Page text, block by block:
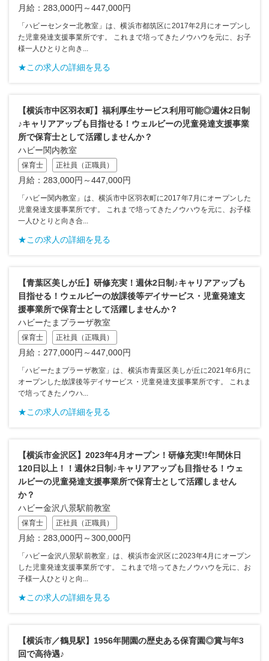
月給：283,000円～447,000円
「ハビーセンター北教室」は、横浜市都筑区に2017年2月にオープンし
た児童発達支援事業所です。 これまで培ってきたノウハウを元に、お子
様一人ひとりと向き...
★この求人の詳細を見る
【横浜市中区羽衣町】福利厚生サービス利用可能◎週休2日制
♪キャリアアップも目指せる！ウェルビーの児童発達支援事業
所で保育士として活躍しませんか？
ハビー関内教室
保育士 正社員（正職員）
月給：283,000円～447,000円
「ハビー関内教室」は、横浜市中区羽衣町に2017年7月にオープンした
児童発達支援事業所です。 これまで培ってきたノウハウを元に、お子様
一人ひとりと向き合...
★この求人の詳細を見る
【青葉区美しが丘】研修充実！週休2日制♪キャリアアップも
目指せる！ウェルビーの放課後等デイサービス・児童発達支
援事業所で保育士として活躍しませんか？
ハビーたまプラーザ教室
保育士 正社員（正職員）
月給：277,000円～447,000円
「ハビーたまプラーザ教室」は、横浜市青葉区美しが丘に2021年6月に
オープンした放課後等デイサービス・児童発達支援事業所です。 これま
で培ってきたノウハ...
★この求人の詳細を見る
【横浜市金沢区】2023年4月オープン！研修充実!!年間休日
120日以上！！週休2日制♪キャリアアップも目指せる！ウェ
ルビーの児童発達支援事業所で保育士として活躍しません
か？
ハビー金沢八景駅前教室
保育士 正社員（正職員）
月給：283,000円～300,000円
「ハビー金沢八景駅前教室」は、横浜市金沢区に2023年4月にオープン
した児童発達支援事業所です。 これまで培ってきたノウハウを元に、お
子様一人ひとりと向...
★この求人の詳細を見る
【横浜市／鶴見駅】1956年開園の歴史ある保育園◎賞与年3
回で高待遇♪